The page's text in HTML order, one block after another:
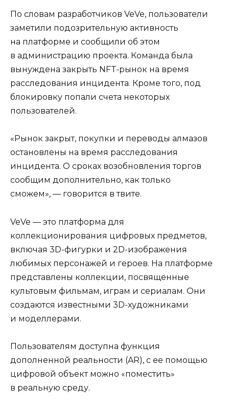
По словам разработчиков VeVe, пользователи
заметили подозрительную активность
на платформе и сообщили об этом
в администрацию проекта. Команда была
вынуждена закрыть NFT-рынок на время
расследования инцидента. Кроме того, под
блокировку попали счета некоторых
пользователей.
«Рынок закрыт, покупки и переводы алмазов
остановлены на время расследования
инцидента. О сроках возобновления торгов
сообщим дополнительно, как только
сможем», — говорится в твите.
VeVe — это платформа для
коллекционирования цифровых предметов,
включая 3D-фигурки и 2D-изображения
любимых персонажей и героев. На платформе
представлены коллекции, посвященные
культовым фильмам, играм и сериалам. Они
создаются известными 3D-художниками
и моделлерами.
Пользователям доступна функция
дополненной реальности (AR), с ее помощью
цифровой объект можно «поместить»
в реальную среду.